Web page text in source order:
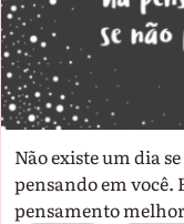
Não existe um dia
pensando em você.
pensamento